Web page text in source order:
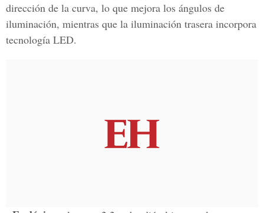
dirección de la curva, lo que mejora los ángulos de
iluminación, mientras que la iluminación trasera incorpora
tecnología LED.